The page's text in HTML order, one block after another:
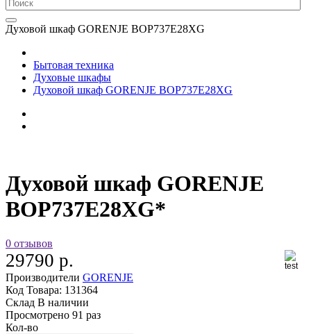
Духовой шкаф GORENJE BOP737E28XG
Бытовая техника
Духовые шкафы
Духовой шкаф GORENJE BOP737E28XG
Духовой шкаф GORENJE
BOP737E28XG*
0 отзывов
29790 р.
Производители GORENJE
Код Товара: 131364
Склад В наличии
Просмотрено 91 раз
Кол-во